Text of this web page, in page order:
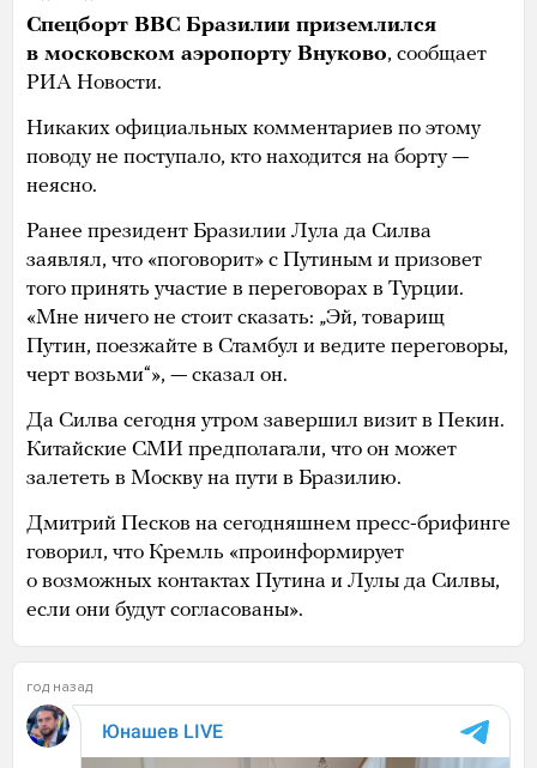
Спецборт ВВС Бразилии приземлился
в московском аэропорту Внуково, сообщает
РИА Новости.
Никаких официальных комментариев по этому
поводу не поступало, кто находится на борту —
неясно.
Ранее президент Бразилии Лула да Силва
заявлял, что «поговорит» с Путиным и призовет
того принять участие в переговорах в Турции.
«Мне ничего не стоит сказать: „Эй, товарищ
Путин, поезжайте в Стамбул и ведите переговоры,
черт возьми“», — сказал он.
Да Силва сегодня утром завершил визит в Пекин.
Китайские СМИ предполагали, что он может
залететь в Москву на пути в Бразилию.
Дмитрий Песков на сегодняшнем пресс-брифинге
говорил, что Кремль «проинформирует
о возможных контактах Путина и Лулы да Силвы,
если они будут согласованы».
год назад